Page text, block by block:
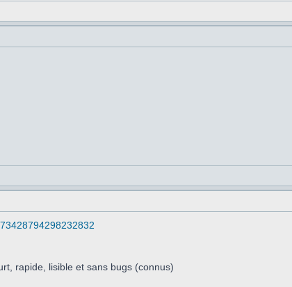
rapide, lisible et sans bugs (connus)